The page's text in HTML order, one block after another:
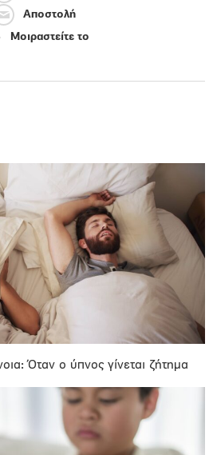
Αποστολή
Μοιραστείτε το
Όταν ο ύπνος γίνεται ζήτημα